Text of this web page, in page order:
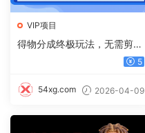
VIP项目
得物分成终极玩法，无需剪
5
54xg.com 2026-04-09